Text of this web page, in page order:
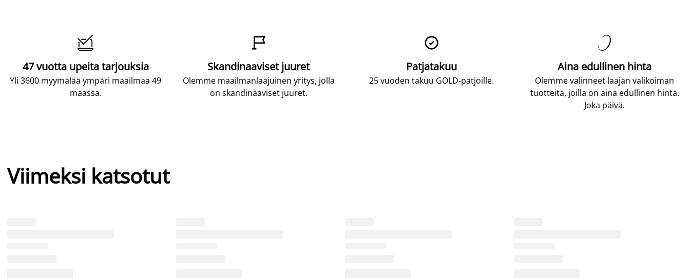

47 vuotta upeita tarjouksia
Yli 3600 myymälää ympäri maailmaa 49
maassa.

Skandinaaviset juuret
Olemme maailmanlaajuinen yritys, jolla
on skandinaaviset juuret.

Patjatakuu
25 vuoden takuu GOLD-patjoille.

Aina edullinen hinta
Olemme valinneet laajan valikoiman
tuotteita, joilla on aina edullinen hinta.
Joka päivä.
Viimeksi katsotut